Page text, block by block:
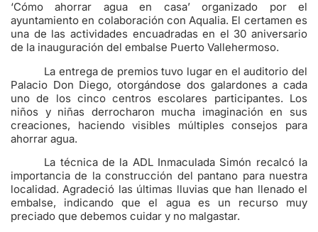
‘Cómo ahorrar agua en casa’ organizado por el
ayuntamiento en colaboración con Aqualia. El certamen es
una de las actividades encuadradas en el 30 aniversario
de la inauguración del embalse Puerto Vallehermoso.
La entrega de premios tuvo lugar en el auditorio del
Palacio Don Diego, otorgándose dos galardones a cada
uno de los cinco centros escolares participantes. Los
niños y niñas derrocharon mucha imaginación en sus
creaciones, haciendo visibles múltiples consejos para
ahorrar agua.
La técnica de la ADL Inmaculada Simón recalcó la
importancia de la construcción del pantano para nuestra
localidad. Agradeció las últimas lluvias que han llenado el
embalse, indicando que el agua es un recurso muy
preciado que debemos cuidar y no malgastar.